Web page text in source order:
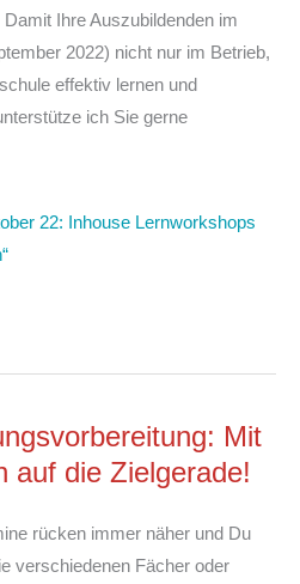
Ihre Auszubildenden im
2022) nicht nur im Betrieb,
effektiv lernen und
ich Sie gerne
22: Inhouse Lernworkshops
Mit
auf die Zielgerade!
rücken immer näher und Du
verschiedenen Fächer oder